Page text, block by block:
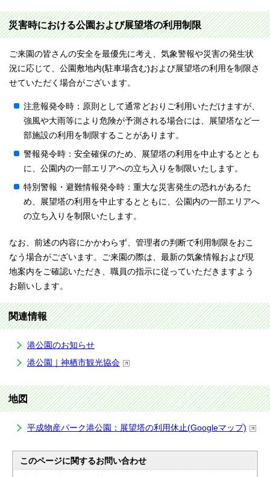
災害時における公園および展望塔の利用制限
ご来園の皆さんの安全を最優先に考え、気象警報や災害の発生状
況に応じて、公園敷地内(駐車場含む)および展望塔の利用を制限さ
せていただく場合がございます。
注意報発令時：原則として通常どおりご利用いただけますが、
強風や大雨等により危険が予測される場合には、展望塔など一
部施設の利用を制限することがあります。
警報発令時：安全確保のため、展望塔の利用を中止するととも
に、公園内の一部エリアへの立ち入りを制限いたします。
特別警報・避難情報発令時：重大な災害発生の恐れがあるた
め、展望塔の利用を中止するとともに、公園内の一部エリアへ
の立ち入りを制限いたします。
なお、前述の内容にかかわらず、管理者の判断で利用制限をおこ
なう場合がございます。ご来園の際は、最新の気象情報および現
地案内をご確認いただき、職員の指示に従っていただきますよう
お願いします。
関連情報
港公園のお知らせ
港公園｜神栖市観光協会
地図
平成物産パーク港公園：展望塔の利用休止(Googleマップ)
このページに関するお問い合わせ